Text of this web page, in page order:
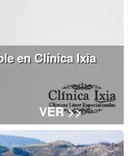
en Clínica Ixia
VER >>